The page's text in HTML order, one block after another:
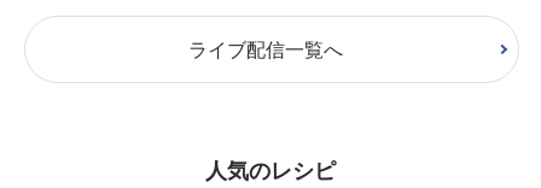
ライブ配信一覧へ
人気のレシピ